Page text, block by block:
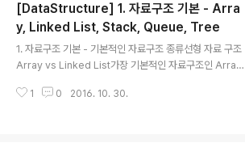
류가 있다. Max Heap이란, 각 노드의 값이 children 의
값보다 크거나 같은 complete binary tree를 말한다. (
min heap은 그 반대이다. ) Max heap에서는 Root no
de에 있는 값이 제일 크므로, 최대값을 찾는데 소요되는
연산의 time complextiry이 O(1)이다. 그리고 comple
t..
[DataStructure] 1. 자료구조 기본 - Arra
y, Linked List, Stack, Queue, Tree
1. 자료구조 기본 - 기본적인 자료구조 종류선형 자료 구조
Array vs Linked List가장 기본적인 자료구조인 Array
한다. 따라서 인덱스로 해당 원소에 접근할 수 있다. 그렇기
1 0 2016. 10. 30.